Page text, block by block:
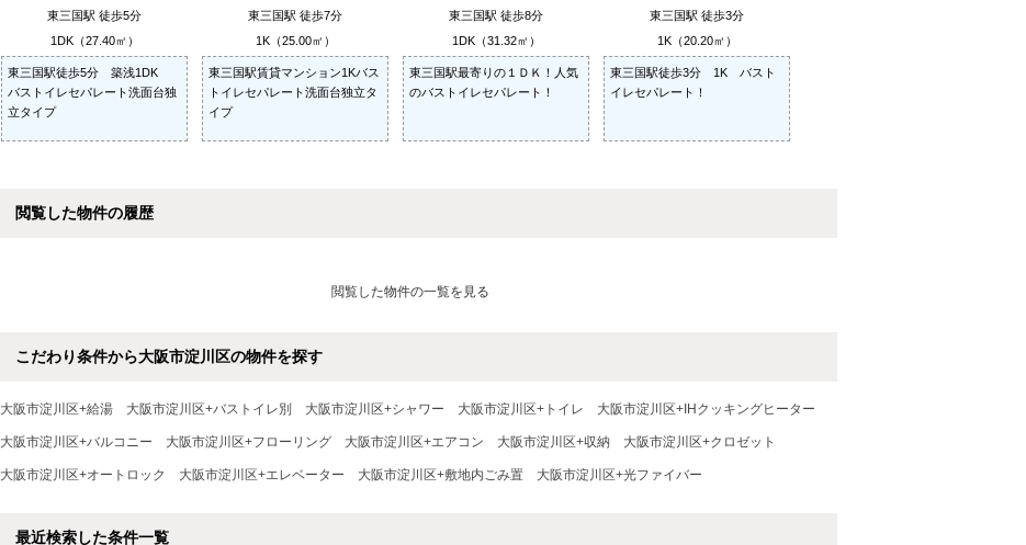
東三国駅 徒歩5分
1DK（27.40㎡）
東三国駅徒歩5分 築浅1DK
バストイレセパレート洗面台独
立タイプ
東三国駅 徒歩7分
1K（25.00㎡）
東三国駅賃貸マンション1Kバス
トイレセパレート洗面台独立タ
イプ
東三国駅 徒歩8分
1DK（31.32㎡）
東三国駅最寄りの１ＤＫ！人気
のバストイレセパレート！
東三国駅 徒歩3分
1K（20.20㎡）
東三国駅徒歩3分 1K バスト
イレセパレート！
閲覧した物件の履歴
閲覧した物件の一覧を見る
こだわり条件から大阪市淀川区の物件を探す
大阪市淀川区+給湯 大阪市淀川区+バストイレ別 大阪市淀川区+シャワー 大阪市淀川区+トイレ 大阪市淀川区+IHクッキングヒーター
大阪市淀川区+バルコニー 大阪市淀川区+フローリング 大阪市淀川区+エアコン 大阪市淀川区+収納 大阪市淀川区+クロゼット
大阪市淀川区+オートロック 大阪市淀川区+エレベーター 大阪市淀川区+敷地内ごみ置 大阪市淀川区+光ファイバー
最近検索した条件一覧